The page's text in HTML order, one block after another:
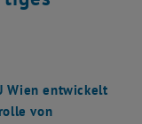
Wien entwickelt
von